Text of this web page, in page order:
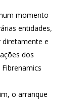
momento
entidades,
diretamente e
dos
o arranque